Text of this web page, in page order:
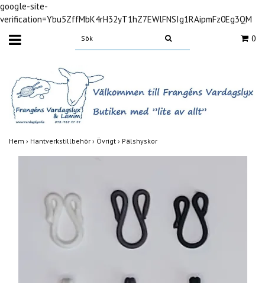
google-site-
verification=Ybu5ZffMbK4rH32yT1hZ7EWlFNSIg1RAipmFz0Eg3QM
0
Hem › Hantverkstillbehör › Övrigt › Pälshyskor